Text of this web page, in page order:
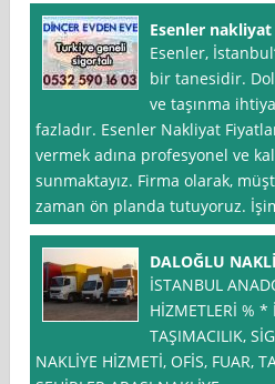
Esenler
Esenler,
bir tanesidir.
ve taşınma
fazladır. Esenler Nakliyat
vermek adına profesyonel ve
sunmaktayız. Firma olarak,
zaman ön planda tutuyoruz.
DALOĞLU
İSTANBUL
HİZMETLERİ % *
TAŞIMACILIK,
NAKLİYE HİZMETİ, OFİS, FUAR,